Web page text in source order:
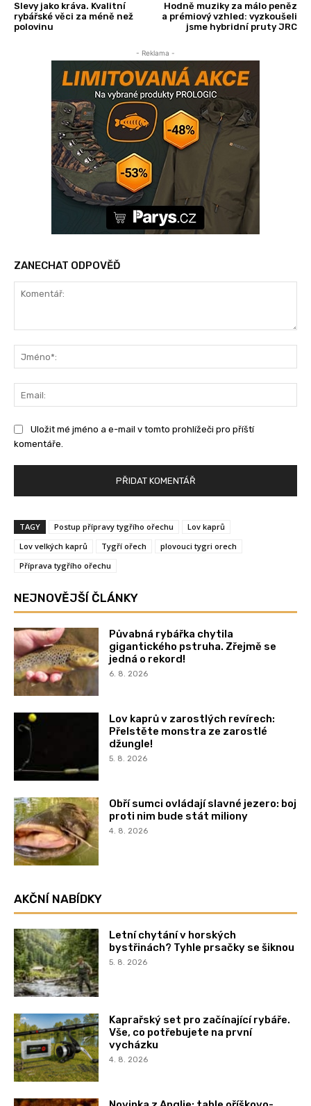
Slevy jako kráva. Kvalitní
rybářské věci za méně než
polovinu
Hodně muziky za málo peněz
a prémiový vzhled: vyzkoušeli
jsme hybridní pruty JRC
- Reklama -
ZANECHAT ODPOVĚĎ
Uložit mé jméno a e-mail v tomto prohlížeči pro příští
komentáře.
TAGY Postup přípravy tygřího ořechu
Lov kaprů
Lov velkých kaprů
Tygří ořech
plovouci tygri orech
Příprava tygřího ořechu
NEJNOVĚJŠÍ ČLÁNKY
Půvabná rybářka chytila
gigantického pstruha. Zřejmě se
jedná o rekord!
6. 8. 2026
Lov kaprů v zarostlých revírech:
Přelstěte monstra ze zarostlé
džungle!
5. 8. 2026
Obří sumci ovládají slavné jezero: boj
proti nim bude stát miliony
4. 8. 2026
AKČNÍ NABÍDKY
Letní chytání v horských
bystřinách? Tyhle prsačky se šiknou
5. 8. 2026
Kaprařský set pro začínající rybáře.
Vše, co potřebujete na první
vycházku
4. 8. 2026